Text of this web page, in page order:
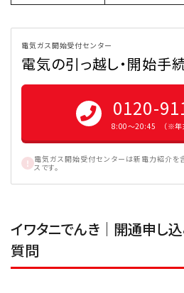
電気ガス開始受付センター
電気の引っ越し・開始手
0120-
8:00〜20:45 （※年末
電気ガス開始受付センターは新電力紹介を
スです。
イワタニでんき｜開通申し
質問